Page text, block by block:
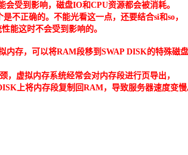
会受到影响，磁盘IO和CPU资源都会被消耗。
是不正确的。不能光看这一点，还要结合si和so，
能这时不会受到影响的。
内存，可以将RAM段移到 SWAP DISK的特殊磁
，虚拟内存系统经常会对内存段进行页导出，
上将内存段复制回RAM，导致服务器速度变